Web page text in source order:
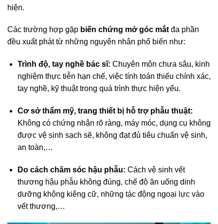
hiện.
Các trường hợp gặp biến chứng mở góc mắt đa phần
đều xuất phát từ những nguyên nhân phổ biến như:
Trình độ, tay nghề bác sĩ: Chuyên môn chưa sâu, kinh
nghiệm thực tiễn hạn chế, việc tính toán thiếu chính xác,
tay nghề, kỹ thuật trong quá trình thực hiện yếu.
Cơ sở thẩm mỹ, trang thiết bị hỗ trợ phẫu thuật:
Không có chứng nhận rõ ràng, máy móc, dụng cụ không
được vệ sinh sạch sẽ, không đạt đủ tiêu chuẩn vệ sinh,
an toàn,…
Do cách chăm sóc hậu phẫu: Cách vệ sinh vết
thương hậu phẫu không đúng, chế độ ăn uống dinh
dưỡng không kiêng cữ, những tác động ngoại lực vào
vết thương,…